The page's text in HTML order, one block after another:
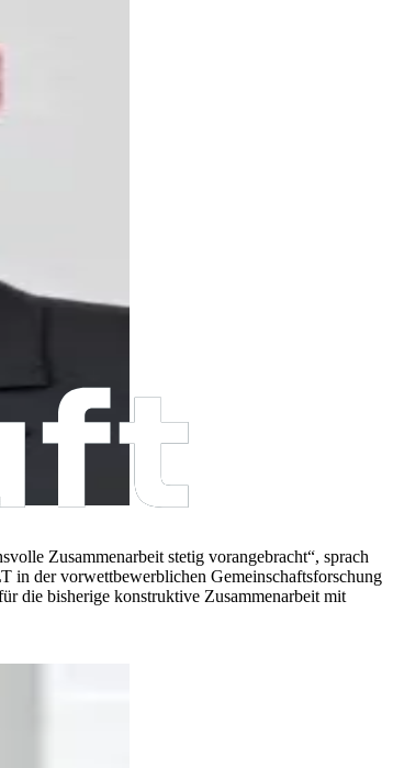
Zusammenarbeit stetig vorangebracht“, sprach
in der vorwettbewerblichen Gemeinschaftsforschung
die bisherige konstruktive Zusammenarbeit mit